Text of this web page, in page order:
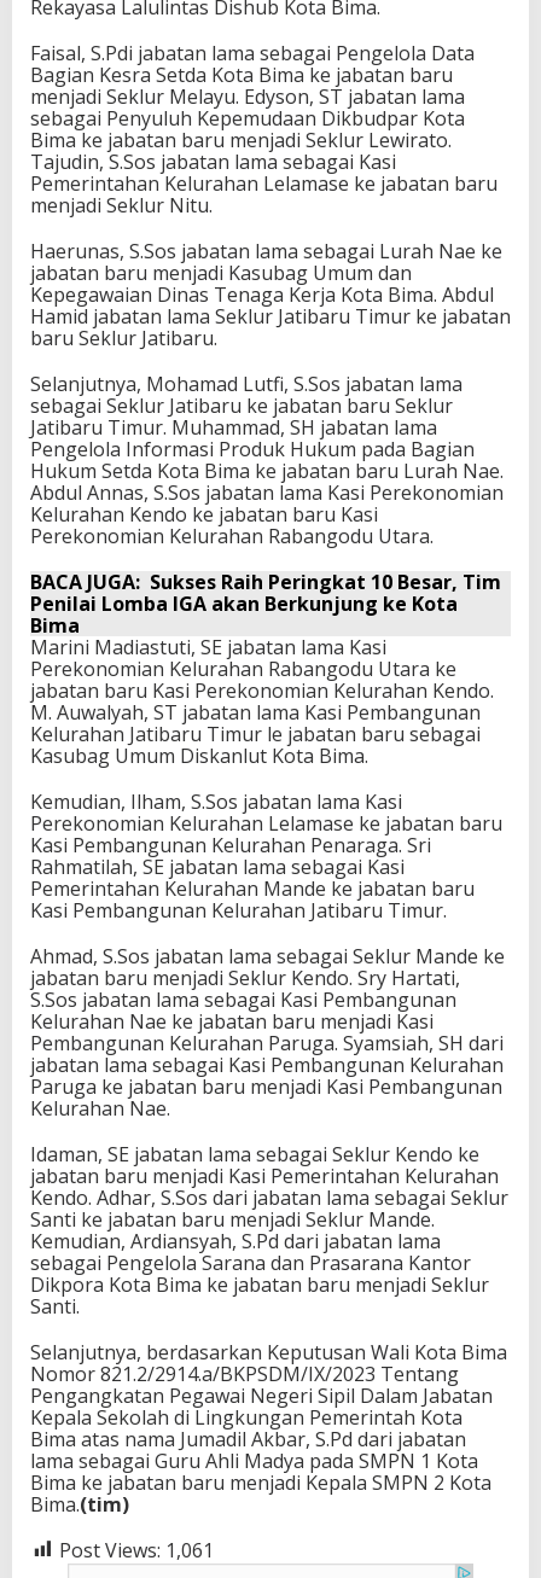
Rekayasa Lalulintas Dishub Kota Bima.
Faisal, S.Pdi jabatan lama sebagai Pengelola Data
Bagian Kesra Setda Kota Bima ke jabatan baru
menjadi Seklur Melayu. Edyson, ST jabatan lama
sebagai Penyuluh Kepemudaan Dikbudpar Kota
Bima ke jabatan baru menjadi Seklur Lewirato.
Tajudin, S.Sos jabatan lama sebagai Kasi
Pemerintahan Kelurahan Lelamase ke jabatan baru
menjadi Seklur Nitu.
Haerunas, S.Sos jabatan lama sebagai Lurah Nae ke
jabatan baru menjadi Kasubag Umum dan
Kepegawaian Dinas Tenaga Kerja Kota Bima. Abdul
Hamid jabatan lama Seklur Jatibaru Timur ke jabatan
baru Seklur Jatibaru.
Selanjutnya, Mohamad Lutfi, S.Sos jabatan lama
sebagai Seklur Jatibaru ke jabatan baru Seklur
Jatibaru Timur. Muhammad, SH jabatan lama
Pengelola Informasi Produk Hukum pada Bagian
Hukum Setda Kota Bima ke jabatan baru Lurah Nae.
Abdul Annas, S.Sos jabatan lama Kasi Perekonomian
Kelurahan Kendo ke jabatan baru Kasi
Perekonomian Kelurahan Rabangodu Utara.
BACA JUGA: Sukses Raih Peringkat 10 Besar, Tim
Penilai Lomba IGA akan Berkunjung ke Kota
Bima
Marini Madiastuti, SE jabatan lama Kasi
Perekonomian Kelurahan Rabangodu Utara ke
jabatan baru Kasi Perekonomian Kelurahan Kendo.
M. Auwalyah, ST jabatan lama Kasi Pembangunan
Kelurahan Jatibaru Timur le jabatan baru sebagai
Kasubag Umum Diskanlut Kota Bima.
Kemudian, Ilham, S.Sos jabatan lama Kasi
Perekonomian Kelurahan Lelamase ke jabatan baru
Kasi Pembangunan Kelurahan Penaraga. Sri
Rahmatilah, SE jabatan lama sebagai Kasi
Pemerintahan Kelurahan Mande ke jabatan baru
Kasi Pembangunan Kelurahan Jatibaru Timur.
Ahmad, S.Sos jabatan lama sebagai Seklur Mande ke
jabatan baru menjadi Seklur Kendo. Sry Hartati,
S.Sos jabatan lama sebagai Kasi Pembangunan
Kelurahan Nae ke jabatan baru menjadi Kasi
Pembangunan Kelurahan Paruga. Syamsiah, SH dari
jabatan lama sebagai Kasi Pembangunan Kelurahan
Paruga ke jabatan baru menjadi Kasi Pembangunan
Kelurahan Nae.
Idaman, SE jabatan lama sebagai Seklur Kendo ke
jabatan baru menjadi Kasi Pemerintahan Kelurahan
Kendo. Adhar, S.Sos dari jabatan lama sebagai Seklur
Santi ke jabatan baru menjadi Seklur Mande.
Kemudian, Ardiansyah, S.Pd dari jabatan lama
sebagai Pengelola Sarana dan Prasarana Kantor
Dikpora Kota Bima ke jabatan baru menjadi Seklur
Santi.
Selanjutnya, berdasarkan Keputusan Wali Kota Bima
Nomor 821.2/2914.a/BKPSDM/IX/2023 Tentang
Pengangkatan Pegawai Negeri Sipil Dalam Jabatan
Kepala Sekolah di Lingkungan Pemerintah Kota
Bima atas nama Jumadil Akbar, S.Pd dari jabatan
lama sebagai Guru Ahli Madya pada SMPN 1 Kota
Bima ke jabatan baru menjadi Kepala SMPN 2 Kota
Bima.(tim)
Post Views: 1,061